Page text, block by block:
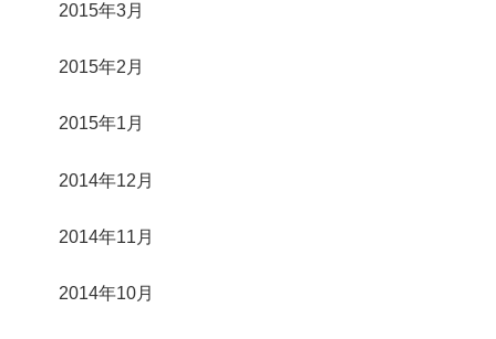
2015年3月
2015年2月
2015年1月
2014年12月
2014年11月
2014年10月